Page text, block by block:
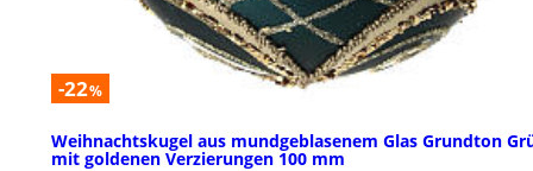
-22%
Weihnachtskugel aus mundgeblasenem Glas Grundton
mit goldenen Verzierungen 100 mm